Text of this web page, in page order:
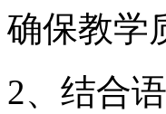
确保教学
2、结合